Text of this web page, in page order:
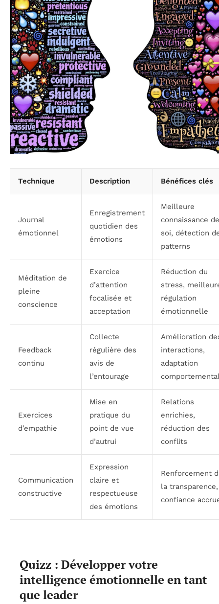
Technique Description Bénéfices clés
Journal
émotionnel
Enregistrement
quotidien des
émotions
Meilleure
connaissance de
soi, détection
patterns
Méditation de
pleine
conscience
Exercice
d’attention
focalisée et
acceptation
Réduction du
stress,
régulation
émotionnelle
Feedback
continu
Collecte
régulière des
avis de
l’entourage
Amélioration
interactions,
adaptation
Exercices
d’empathie
Mise en
pratique du
point de vue
d’autrui
Relations
enrichies,
réduction des
conflits
Communication
constructive
Expression
claire et
respectueuse
des émotions
Renforcement
la transparence,
confiance
Quizz : Développer votre
intelligence émotionnelle en tant
que leader